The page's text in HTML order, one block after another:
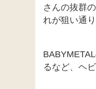
さんの抜群
れが狙い通
るなど、ヘ